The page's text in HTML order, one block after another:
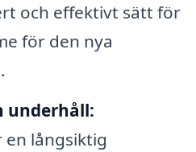
och effektivt sätt för
för den nya
underhåll:
en långsiktig